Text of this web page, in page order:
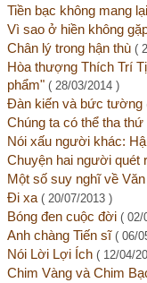
Tiền bạc không mang
Vì sao ở hiền không
Chân lý trong hận thù (
Hòa thượng Thích Trí
phẩm" ( 28/03/2014 )
Đàn kiến và bức tường
Chúng ta có thể tha
Nói xấu người khác:
Chuyện hai người quét
Một số suy nghĩ về
Đi xa ( 20/07/2013 )
Bóng đen cuộc đời ( 02/
Anh chàng Tiến sĩ ( 06/
Nói Lời Lợi Ích ( 12/04/
Chim Vàng và Chim